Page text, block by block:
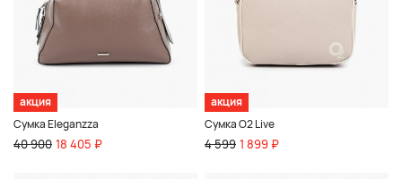
акция
Сумка Eleganzza
40 900 18 405 ₽
акция
Сумка O2 Live
4 599 1 899 ₽